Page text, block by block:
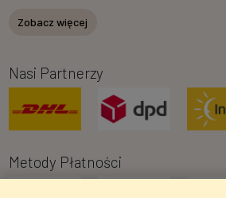
Zobacz więcej
Nasi Partnerzy
Metody Płatności